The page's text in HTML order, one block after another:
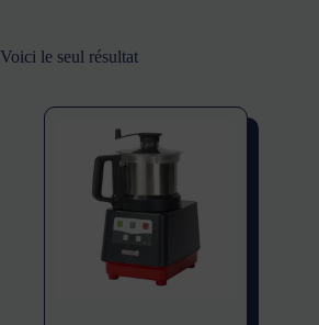
Voici le seul résultat